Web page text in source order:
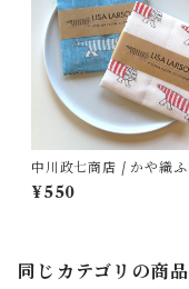
中川政七商店 / かや織ふきん
¥550
同じカテゴリの商品